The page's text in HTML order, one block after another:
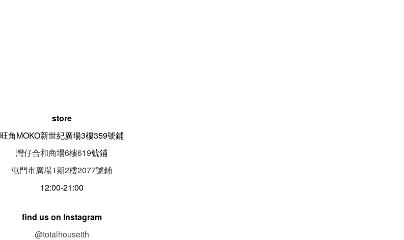
store
旺角MOKO新世紀廣場3樓359號鋪
灣仔合和商場6樓619號鋪
屯門市廣場1期2樓2077號鋪
12:00-21:00
find us on Instagram
@totalhousetth